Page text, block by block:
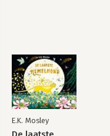
E.K. Mosley